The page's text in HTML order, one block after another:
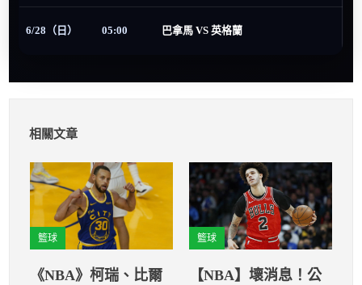
6/28（日） 05:00 巴拿馬 VS 英格蘭
相關文章
籃球
《NBA》柯瑞、比爾
籃球
【NBA】壞消息！公